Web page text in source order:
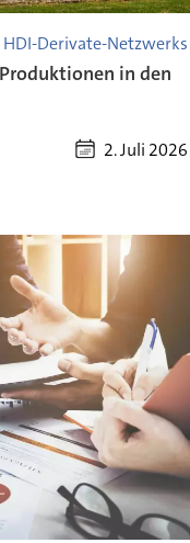
Derivate-Netzwerks
in den
2. Juli 2026